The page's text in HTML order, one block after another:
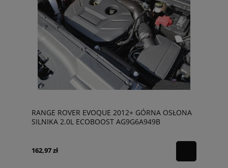
RANGE ROVER EVOQUE 2012+ GÓRNA OSŁONA
SILNIKA 2.0L ECOBOOST AG9G6A949B
162,97 zł